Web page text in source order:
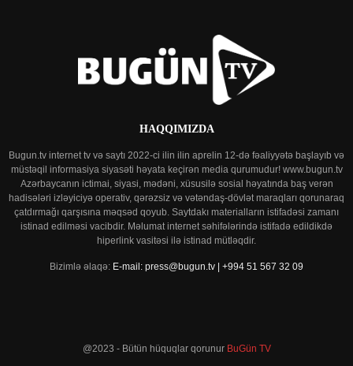
HAQQIMIZDA
Bugun.tv internet tv və saytı 2022-ci ilin ilin aprelin 12-də fəaliyyətə başlayıb və
müstəqil informasiya siyasəti həyata keçirən media qurumudur! www.bugun.tv
Azərbaycanın ictimai, siyasi, mədəni, xüsusilə sosial həyatında baş verən
hadisələri izləyiciyə operativ, qərəzsiz və vətəndaş-dövlət maraqları qorunaraq
çatdırmağı qarşısına məqsəd qoyub. Saytdakı materialların istifadəsi zamanı
istinad edilməsi vacibdir. Məlumat internet səhifələrində istifadə edildikdə
hiperlink vasitəsi ilə istinad mütləqdir.
Bizimlə əlaqə: E-mail: press@bugun.tv | +994 51 567 32 09
@2023 - Bütün hüquqlar qorunur BuGün TV